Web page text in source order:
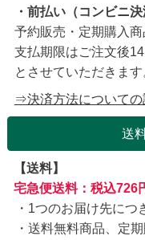
・前払い（コンビニ決
予約販売・定期購入
支払期限はご注文後
とさせていただきます
⇒決済方法についての
送
【送料】
宅急便送料：税込726
1つのお届け先につ
送料無料商品、定